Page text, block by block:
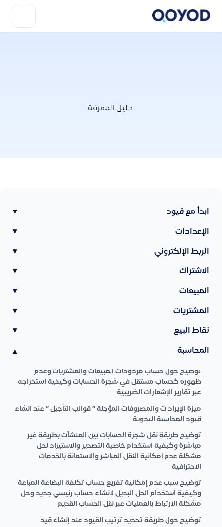
دليل المعرفة
ابدأ مع قيود ▾
الإعدادات ▾
الربط الإلكتروني ▾
الاشتراك ▾
المبيعات ▾
المشتريات ▾
نقاط البيع ▾
المحاسبة ▾
توضيح حول حساب مردودات المبيعات والمشتريات وعدم
ظهوره كحساب مستقل في شجرة الحسابات وكيفية استخراجه
عبر تقارير الإشعارات الضريبية
ميزة الإيرادات والمصروفات المؤجلة ” قوالب التأجيل ” عند انشاء
قيود المحاسبة اليدوية
توضيح طريقة نقل شجرة الحسابات بين المنشآت بطريقة غير
مباشرة وكيفية استخدام خاصية التصدير والاستيراد لحل
مشكلة عدم إمكانية النقل المباشر والاستعانة بالخدمات
الاحترافية
توضيح سبب عدم إمكانية تفريع حساب تكلفة البضاعة المباعة
وكيفية استخدام الحل البديل لإنشاء حساب رئيسي جديد وحل
مشكلة الارتباط بالعمليات عبر نقل الحساب القديم
توضيح حول طريقة تحديد ترتيب القيود عند إنشاء قيد